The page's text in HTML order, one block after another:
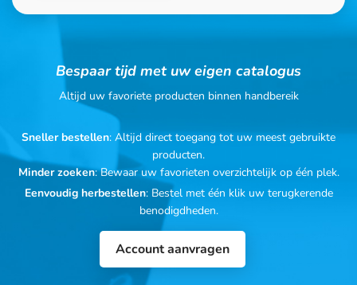
Bespaar tijd met uw eigen catalogus
Altijd uw favoriete producten binnen handbereik
Sneller bestellen: Altijd direct toegang tot uw meest gebruikte
producten.
Minder zoeken: Bewaar uw favorieten overzichtelijk op één plek.
Eenvoudig herbestellen: Bestel met één klik uw terugkerende
benodigdheden.
Account aanvragen